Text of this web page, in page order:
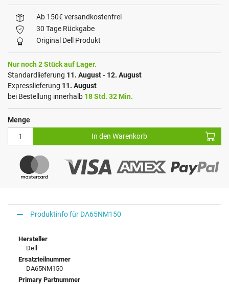
Ab 150€ versandkostenfrei
30 Tage Rückgabe
Original Dell Produkt
Nur noch 2 Stück auf Lager.
Standardlieferung 11. August - 12. August
Expresslieferung 11. August
bei Bestellung innerhalb 18 Std. 32 Min.
Menge
In den Warenkorb
Produktinfo für DA65NM150
Hersteller
Dell
Ersatzteilnummer
DA65NM150
Primary Partnummer